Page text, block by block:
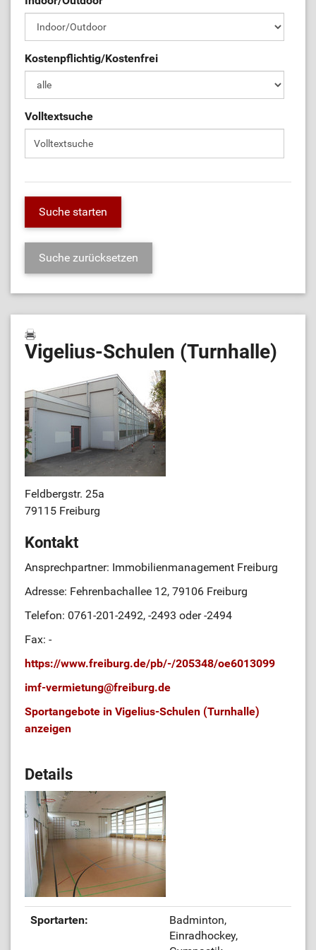
Kostenpflichtig/Kostenfrei
Volltextsuche
Vigelius-Schulen (Turnhalle)
Feldbergstr. 25a
79115 Freiburg
Kontakt
Ansprechpartner: Immobilienmanagement Freiburg
Adresse: Fehrenbachallee 12, 79106 Freiburg
Telefon: 0761-201-2492, -2493 oder -2494
Fax: -
https://www.freiburg.de/pb/-/205348/oe6013099
imf-vermietung@freiburg.de
Sportangebote in Vigelius-Schulen (Turnhalle)
anzeigen
Details
Sportarten:
Badminton,
Einradhockey,